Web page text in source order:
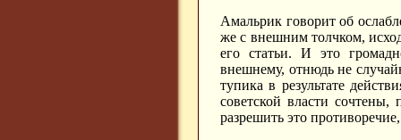
Амальрик говорит об
же с внешним толчком,
его статьи. И это
внешнему, отнюдь не
тупика в результате
советской власти сочтены,
разрешить это